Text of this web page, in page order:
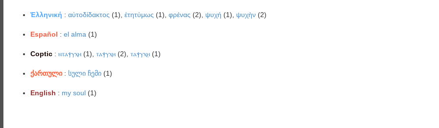
Ἑλληνική : αὐτοδίδακτος (1), ἐτητύμως (1), φρένας (2), ψυχή (1), ψυχὴν(2)
Español : el alma (1)
Coptic : ⲛⲧⲁⲯⲩⲭⲏ(1), ⲧⲁⲯⲩⲭⲏ(2), ⲧⲁⲯⲩⲭⲏ̣(1)
ქართული : სული ჩემი(1)
English : my soul(1)